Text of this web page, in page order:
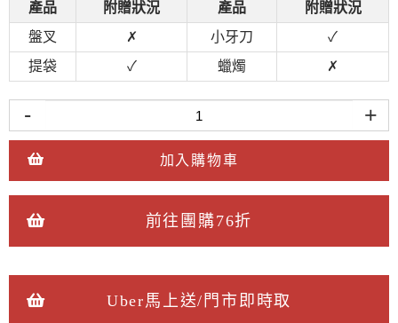
產品 附贈狀況 產品
附贈狀況
盤叉
✗ 小牙刀
✓
提袋
✓ 蠟燭 ✗
- +
加入購物車
前往團購76折
Uber馬上送/門市即時取